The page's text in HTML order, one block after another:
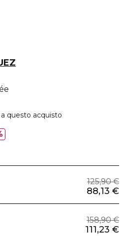
questo acquisto
125,90 €
88,13 €
158,90 €
111,23 €